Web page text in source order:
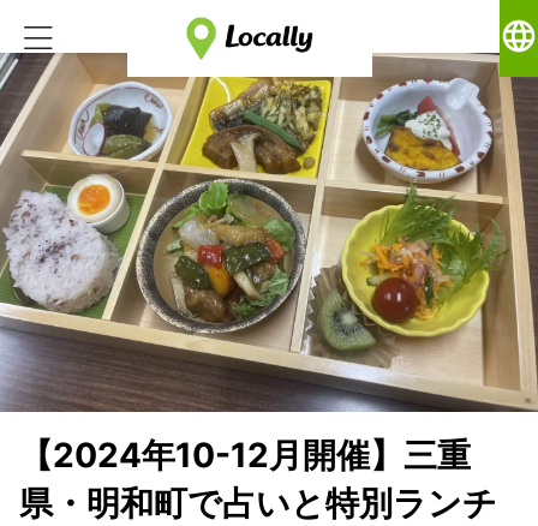
language
【2024年10-12月開催】三重
県・明和町で占いと特別ランチ